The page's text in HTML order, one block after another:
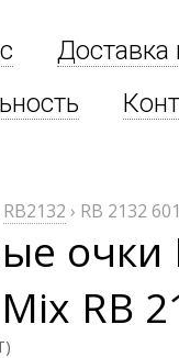
Доставка
RB2132 › RB 2132
очки
RB